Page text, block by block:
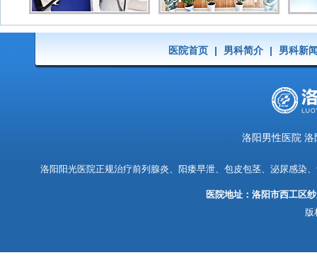
医院首页 | 男科简介 | 男科新
洛阳男性医院
洛阳阳光医院正规治疗前列腺炎、阳痿早泄、包皮包茎、泌尿感染
医院地址：洛阳市西工区